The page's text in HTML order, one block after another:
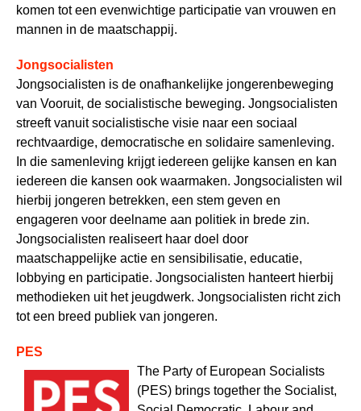
komen tot een evenwichtige participatie van vrouwen en
mannen in de maatschappij.
Jongsocialisten
Jongsocialisten is de onafhankelijke jongerenbeweging
van Vooruit, de socialistische beweging. Jongsocialisten
streeft vanuit socialistische visie naar een sociaal
rechtvaardige, democratische en solidaire samenleving.
In die samenleving krijgt iedereen gelijke kansen en kan
iedereen die kansen ook waarmaken. Jongsocialisten wil
hierbij jongeren betrekken, een stem geven en
engageren voor deelname aan politiek in brede zin.
Jongsocialisten realiseert haar doel door
maatschappelijke actie en sensibilisatie, educatie,
lobbying en participatie. Jongsocialisten hanteert hierbij
methodieken uit het jeugdwerk. Jongsocialisten richt zich
tot een breed publiek van jongeren.
PES
The Party of European Socialists
(PES) brings together the Socialist,